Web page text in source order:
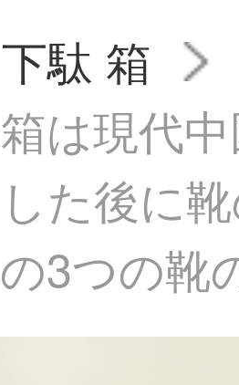
下駄 箱
は現代
た後に
3つの靴